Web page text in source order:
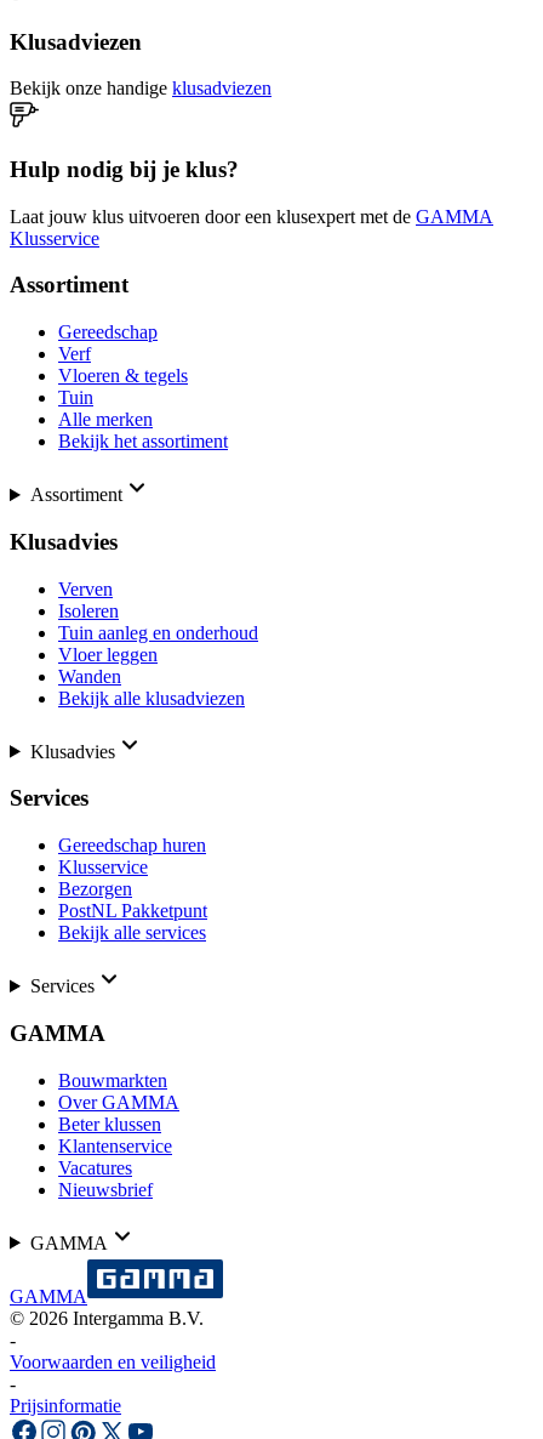
Klusadviezen
Bekijk onze handige klusadviezen
Hulp nodig bij je klus?
Laat jouw klus uitvoeren door een klusexpert met de GAMMA
Klusservice
Assortiment
Gereedschap
Verf
Vloeren & tegels
Tuin
Alle merken
Bekijk het assortiment
Assortiment
Klusadvies
Verven
Isoleren
Tuin aanleg en onderhoud
Vloer leggen
Wanden
Bekijk alle klusadviezen
Klusadvies
Services
Gereedschap huren
Klusservice
Bezorgen
PostNL Pakketpunt
Bekijk alle services
Services
GAMMA
Bouwmarkten
Over GAMMA
Beter klussen
Klantenservice
Vacatures
Nieuwsbrief
GAMMA
GAMMA
© 2026 Intergamma B.V.
-
Voorwaarden en veiligheid
-
Prijsinformatie